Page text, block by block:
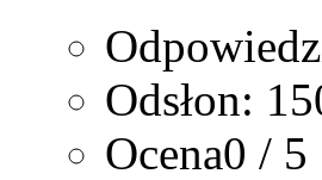
Odsłon:
Ocena0 / 5